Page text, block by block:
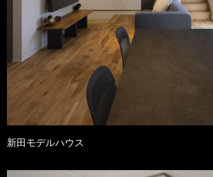
新田モデルハウス